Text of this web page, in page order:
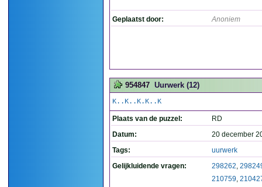
Geplaatst door: Anoniem
954847 Uurwerk (12)
K..K..K.K..K
Plaats van de puzzel:
RD
Datum:
20 december
Tags:
uurwerk
Gelijkluidende vragen:
298262,
210759,